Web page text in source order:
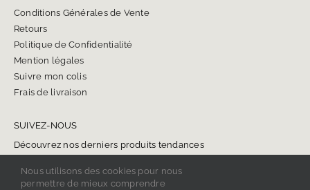
Conditions Générales de Vente
Retours
Politique de Confidentialité
Mention légales
Suivre mon colis
Frais de livraison
SUIVEZ-NOUS
Découvrez nos derniers produits tendances
Nous utilisons des cookies pour nous
permettre de mieux comprendre